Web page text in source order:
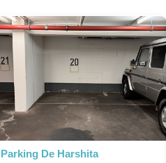
Parking De Harshita